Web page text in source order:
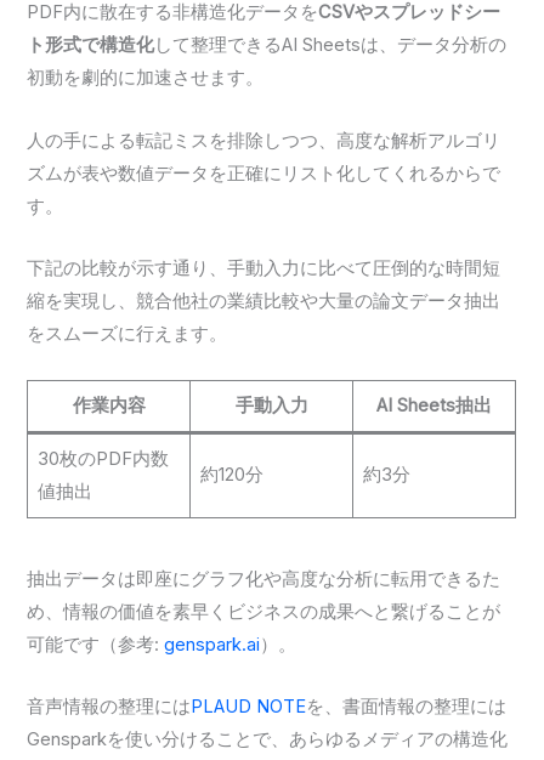
PDF内に散在する非構造化データをCSVやスプレッドシー
ト形式で構造化して整理できるAI Sheetsは、データ分析の
初動を劇的に加速させます。
人の手による転記ミスを排除しつつ、高度な解析アルゴリ
ズムが表や数値データを正確にリスト化してくれるからで
す。
下記の比較が示す通り、手動入力に比べて圧倒的な時間短
縮を実現し、競合他社の業績比較や大量の論文データ抽出
をスムーズに行えます。
作業内容 手動入力 AI Sheets抽出
30枚のPDF内数
値抽出
約120分 約3分
抽出データは即座にグラフ化や高度な分析に転用できるた
め、情報の価値を素早くビジネスの成果へと繋げることが
可能です（参考:genspark.ai）。
音声情報の整理にはPLAUD NOTEを、書面情報の整理には
Gensparkを使い分けることで、あらゆるメディアの構造化